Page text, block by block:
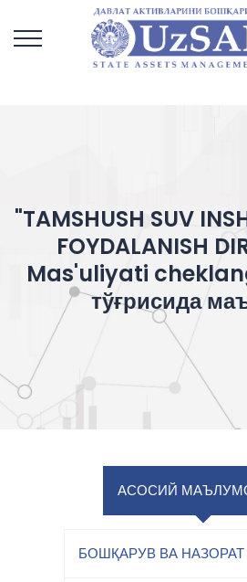
"TAMSHUSH SUV
FOYDALANISH
Mas'uliyati
тўғрисида
АСОСИЙ
БОШҚАРУВ ВА